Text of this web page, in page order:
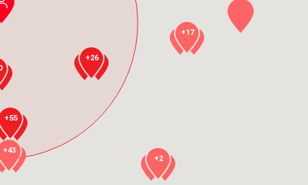
+55
+26
+43
+17
+2